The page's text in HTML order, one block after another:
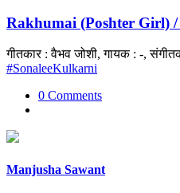
Rakhumai (Poshter Girl) /
गीतकार : वैभव जोशी, गायक : -,
#SonaleeKulkarni
0 Comments
Manjusha Sawant